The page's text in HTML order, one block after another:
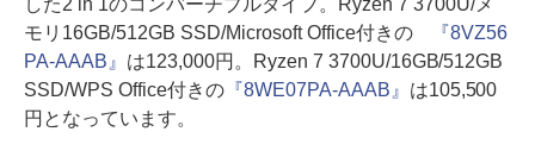
した2 in 1のコンバーチブルタイプ。Ryzen 7 3700U/メ
モリ16GB/512GB SSD/Microsoft Office付きの
『8VZ56
PA-AAAB』 は123,000円。Ryzen 7 3700U/16GB/512GB
SSD/WPS Office付きの『8WE07PA-AAAB』 は105,500
円となっています。